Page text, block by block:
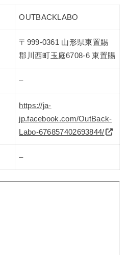
OUTBACKLABO
〒999-0361 山形県東置賜
郡川西町玉庭6708-6 東置賜
–
https://ja-
jp.facebook.com/OutBack-
Labo-676857402693844/
–